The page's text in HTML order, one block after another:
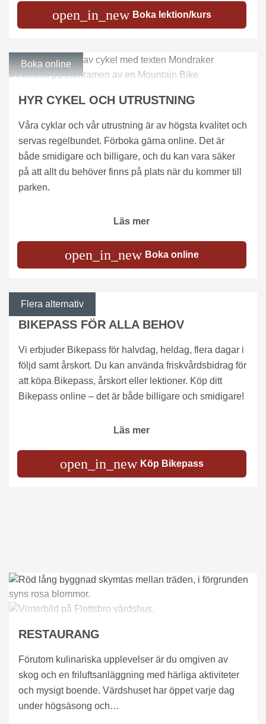
open_in_new Boka lektion/kurs
Boka online
HYR CYKEL OCH UTRUSTNING
Våra cyklar och vår utrustning är av högsta kvalitet och
servas regelbundet. Förboka gärna online. Det är
både smidigare och billigare, och du kan vara säker
på att allt du behöver finns på plats när du kommer till
parken.
Läs mer
open_in_new Boka online
Flera alternativ
BIKEPASS FÖR ALLA BEHOV
Vi erbjuder Bikepass för halvdag, heldag, flera dagar i
följd samt årskort. Du kan använda friskvårdsbidrag för
att köpa Bikepass, årskort eller lektioner. Köp ditt
Bikepass online – det är både billigare och smidigare!
Läs mer
open_in_new Köp Bikepass
RESTAURANG
Förutom kulinariska upplevelser är du omgiven av
skog och en friluftsanläggning med härliga aktiviteter
och mysigt boende. Värdshuset har öppet varje dag
under högsäsong och…